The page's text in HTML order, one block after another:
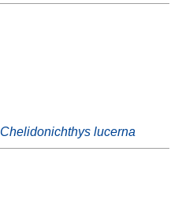
Chelidonichthys lucerna